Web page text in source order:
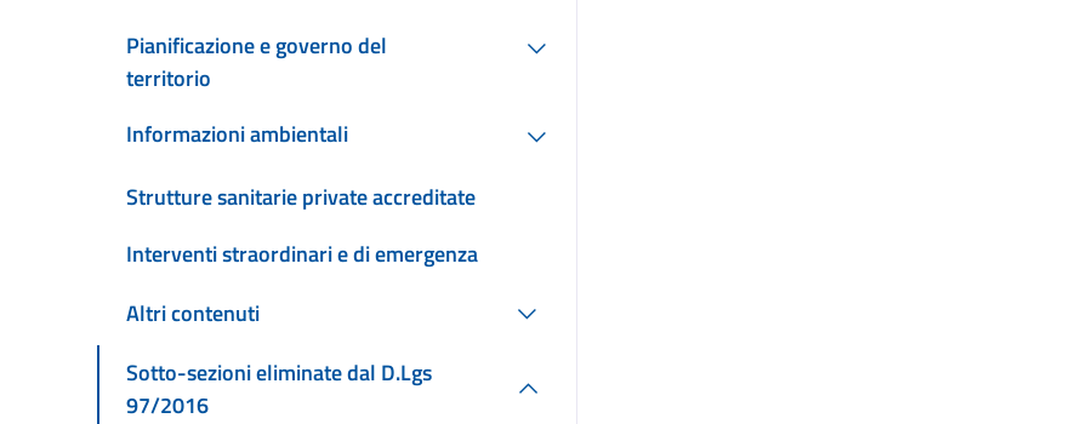
Pianificazione e governo del
territorio
Informazioni ambientali
Strutture sanitarie private accreditate
Interventi straordinari e di emergenza
Altri contenuti
Sotto-sezioni eliminate dal D.Lgs
97/2016